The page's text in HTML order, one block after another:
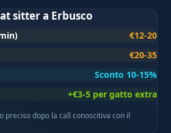
sitter a Erbusco
€12-20
€20-35
Sconto 10-15%
+€3-5 per gatto extra
preciso dopo la call conoscitiva con il